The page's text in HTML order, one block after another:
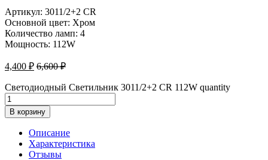
Артикул: 3011/2+2 CR
Основной цвет: Хром
Количество ламп: 4
Мощность: 112W
4,400 ₽ 6,600₽
Светодиодный Светильник 3011/2+2 CR 112W quantity
В корзину
Описание
Характеристика
Отзывы